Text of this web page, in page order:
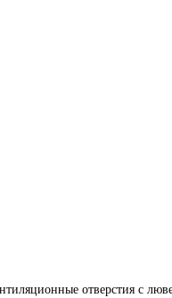
отверстия с